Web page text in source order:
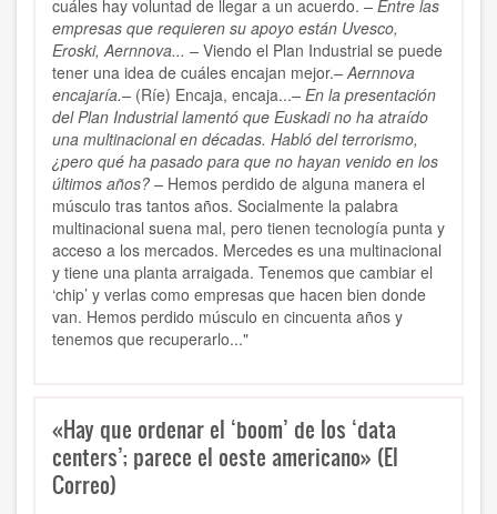
cuáles hay voluntad de llegar a un acuerdo. – Entre las
empresas que requieren su apoyo están Uvesco,
Eroski, Aernnova... – Viendo el Plan Industrial se puede
tener una idea de cuáles encajan mejor.– Aernnova
encajaría.– (Ríe) Encaja, encaja...– En la presentación
del Plan Industrial lamentó que Euskadi no ha atraído
una multinacional en décadas. Habló del terrorismo,
¿pero qué ha pasado para que no hayan venido en los
últimos años? – Hemos perdido de alguna manera el
músculo tras tantos años. Socialmente la palabra
multinacional suena mal, pero tienen tecnología punta y
acceso a los mercados. Mercedes es una multinacional
y tiene una planta arraigada. Tenemos que cambiar el
‘chip’ y verlas como empresas que hacen bien donde
van. Hemos perdido músculo en cincuenta años y
tenemos que recuperarlo..."
«Hay que ordenar el ‘boom’ de los ‘data
centers’; parece el oeste americano» (El
Correo)